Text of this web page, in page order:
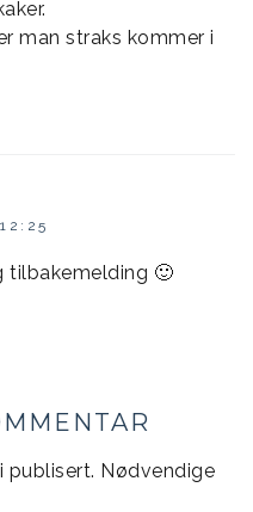
man straks kommer i
tilbakemelding 🙂
publisert. Nødvendige